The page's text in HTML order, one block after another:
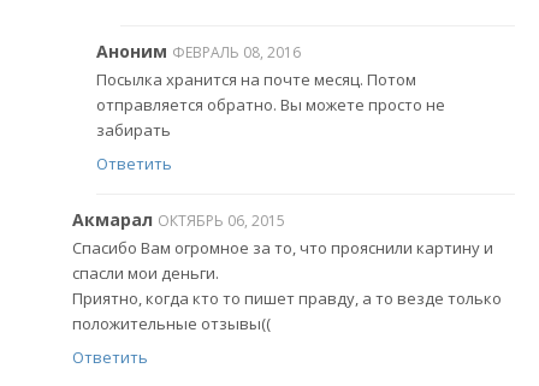
Аноним ФЕВРАЛЬ 08, 2016
Посылка хранится на почте месяц. Потом
отправляется обратно. Вы можете просто не
забирать
Ответить
Акмарал ОКТЯБРЬ 06, 2015
Спасибо Вам огромное за то, что прояснили картину и
спасли мои деньги.
Приятно, когда кто то пишет правду, а то везде только
положительные отзывы((
Ответить